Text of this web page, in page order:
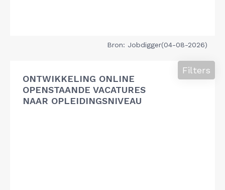
Bron: Jobdigger(04-08-2026)
ONTWIKKELING ONLINE
OPENSTAANDE VACATURES
NAAR OPLEIDINGSNIVEAU
Filters